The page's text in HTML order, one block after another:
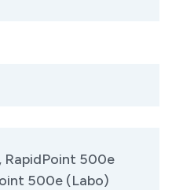
RapidPoint 500e
500e (Labo)